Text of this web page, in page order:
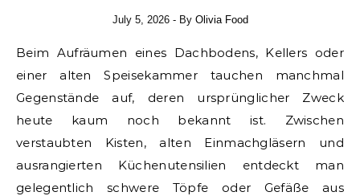
July 5, 2026 - By Olivia Food
Beim Aufräumen eines Dachbodens, Kellers oder
einer alten Speisekammer tauchen manchmal
Gegenstände auf, deren ursprünglicher Zweck
heute kaum noch bekannt ist. Zwischen
verstaubten Kisten, alten Einmachgläsern und
ausrangierten Küchenutensilien entdeckt man
gelegentlich schwere Töpfe oder Gefäße aus